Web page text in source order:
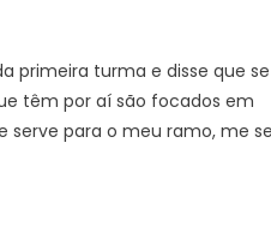
primeira turma e disse que
têm por aí são focados em
para o meu ramo, me